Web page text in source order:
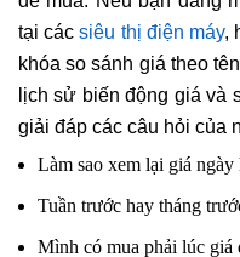
tại cácsiêu thị điện máy,
khóa so sánh giá theo
lịch sử biến động giá và
giải đáp các câu hỏi của
Làm sao xem lại giá ngày
Tuần trước hay tháng
Mình có mua phải lúc giá